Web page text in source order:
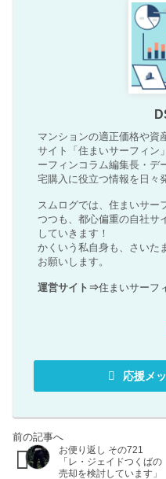
マンションの適正価格や資
サイト「住まいサーフィン
ーフィンコラム編集長・デ
宅購入に役立つ情報を日々
スムログでは、住まいサー
つつも、都心偏重の自社サ
していきます！
かくいう私自身も、さいた
お願いします。
運営サイト⇒住まいサーフ
応援メ
お便り返し その721
「レ・ジェイドつくばの
売却を検討しています」